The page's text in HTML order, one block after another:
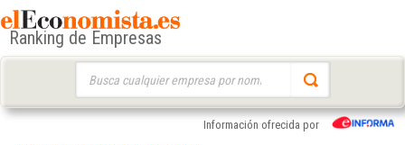
Ranking de Empresas
Información ofrecida por